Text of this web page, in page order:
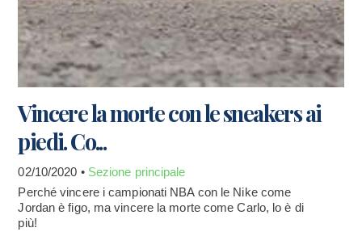
Vincere la morte con le sneakers ai
piedi. Co...
02/10/2020 • Sezione principale
Perché vincere i campionati NBA con le Nike come
Jordan è figo, ma vincere la morte come Carlo, lo è di
più!